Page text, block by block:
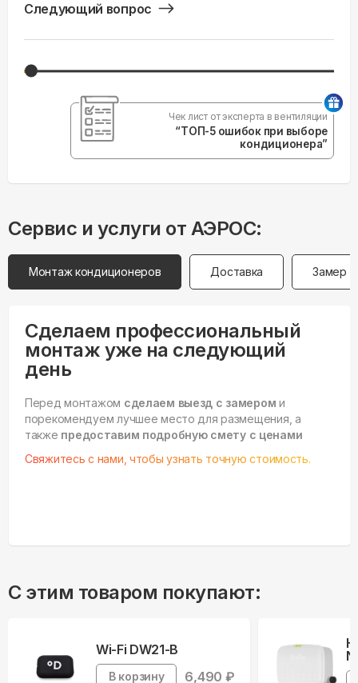
Следующий вопрос
Чек лист от эксперта в вентиляции
“ТОП-5 ошибок при выборе
кондиционера”
Сервис и услуги от АЭРОС:
Монтаж кондиционеров Доставка Замер
Сделаем профессиональный
монтаж уже на следующий
день
Перед монтажом сделаем выезд с замером и
порекомендуем лучшее место для размещения, а
также предоставим подробную смету с ценами
Свяжитесь с нами, чтобы узнать точную стоимость.
С этим товаром покупают:
Wi-Fi DW21-B
В корзину 6,490 ₽